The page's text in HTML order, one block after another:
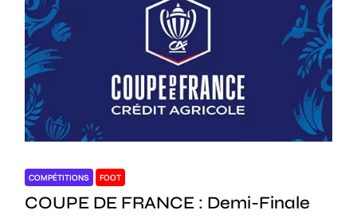
COMPÉTITIONS FOOT
COUPE DE FRANCE : Demi-Finale